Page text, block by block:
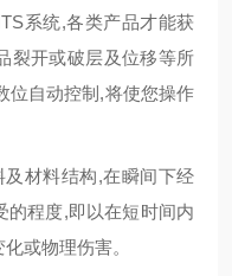
系统,各类产品才能获
裂开或破层及位移等所
位自动控制 ,将使您操作
材料结构,在瞬间下经
的程度,即以在短时间内
或物理伤害。